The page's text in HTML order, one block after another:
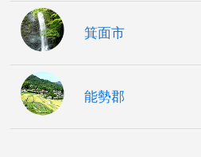
箕面市
能勢郡